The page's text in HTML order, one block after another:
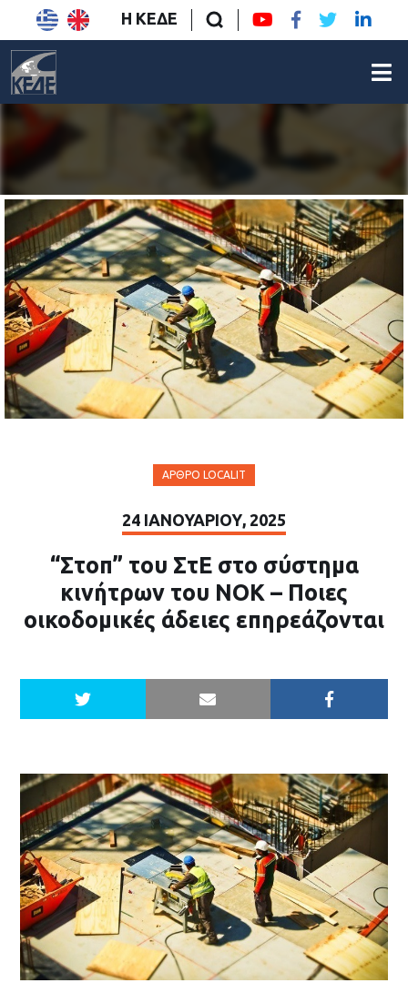
Η ΚΕΔΕ
ΆΡΘΡΟ LOCALIT
24 ΙΑΝΟΥΑΡΊΟΥ, 2025
“Στοπ” του ΣτΕ στο σύστημα
κινήτρων του ΝΟΚ – Ποιες
οικοδομικές άδειες επηρεάζονται